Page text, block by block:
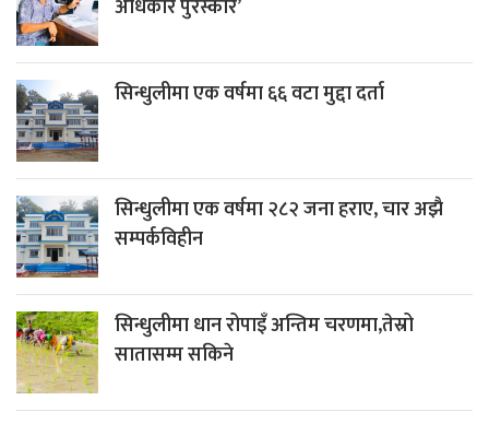
अधिकार पुरस्कार’
सिन्धुलीमा एक वर्षमा ६६ वटा मुद्दा दर्ता
सिन्धुलीमा एक वर्षमा २८२ जना हराए, चार अझै
सम्पर्कविहीन
सिन्धुलीमा धान रोपाइँ अन्तिम चरणमा,तेस्रो
सातासम्म सकिने